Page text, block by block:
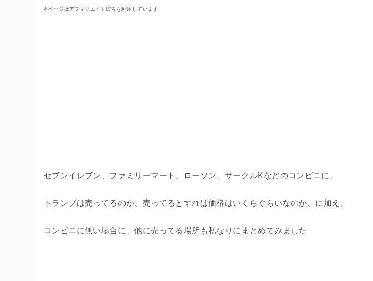
本ページはアフィリエイト広告を利用しています
セブンイレブン、ファミリーマート、ローソン、サークルKなどのコンビニに、
トランプは売ってるのか、売ってるとすれば価格はいくらぐらいなのか、に加え、
コンビニに無い場合に、他に売ってる場所も私なりにまとめてみました